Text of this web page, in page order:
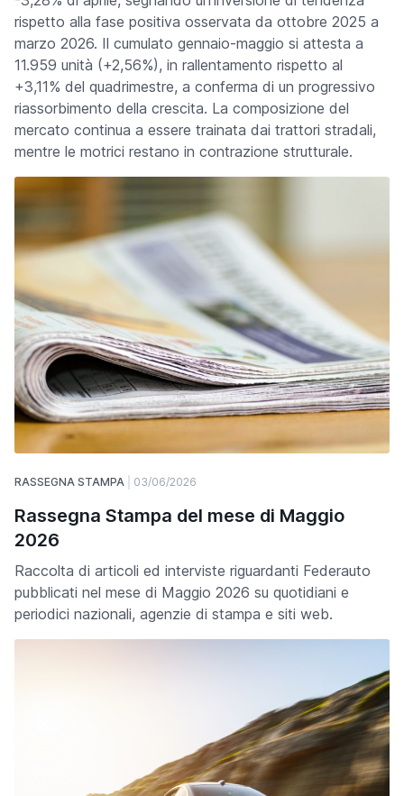
rispetto alla fase positiva osservata da ottobre 2025 a
marzo 2026. Il cumulato gennaio-maggio si attesta a
11.959 unità (+2,56%), in rallentamento rispetto al
+3,11% del quadrimestre, a conferma di un progressivo
riassorbimento della crescita. La composizione del
mercato continua a essere trainata dai trattori stradali,
mentre le motrici restano in contrazione strutturale.
RASSEGNA STAMPA 03/06/2026
Rassegna Stampa del mese di Maggio
2026
Raccolta di articoli ed interviste riguardanti Federauto
pubblicati nel mese di Maggio 2026 su quotidiani e
periodici nazionali, agenzie di stampa e siti web.